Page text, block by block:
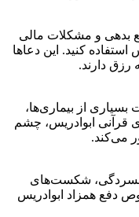
بدهی و مشکلات مالی
کنید. این دعاها
رزق دارند.
از بیماری‌ها،
قرآنی ابوادریس، چشم
می‌کند.
شکست‌های
دفع همزاد ابوادریس